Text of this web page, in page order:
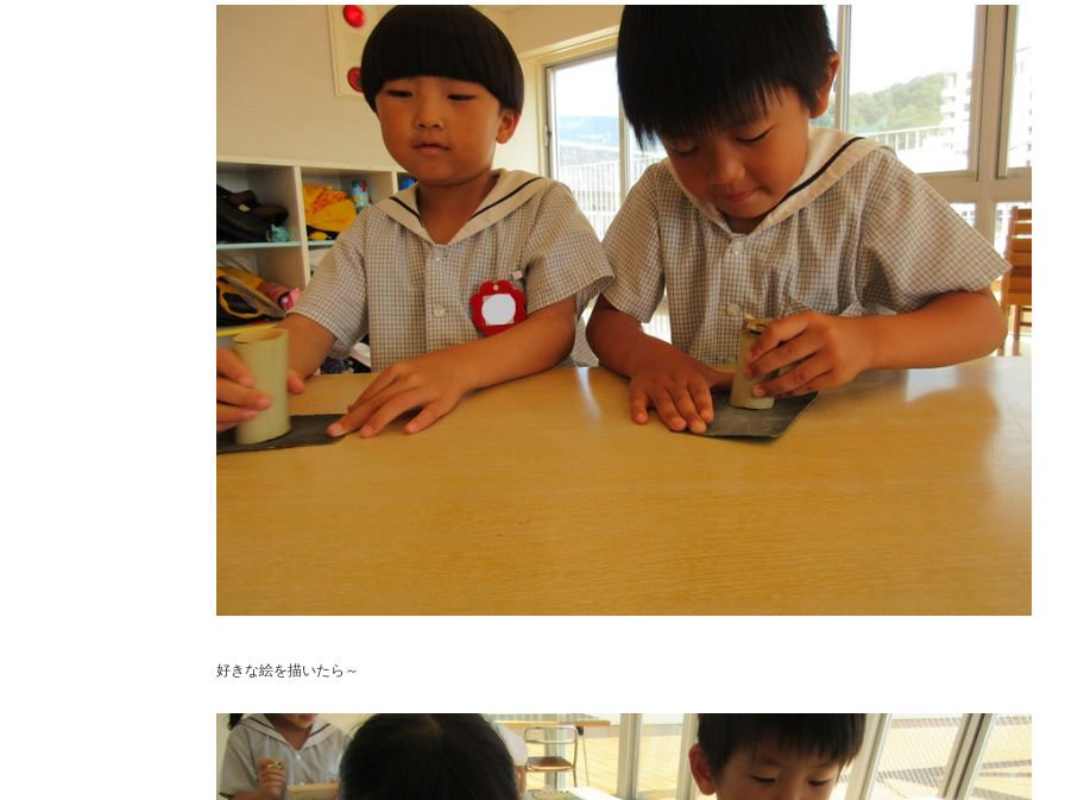
好きな絵を描いたら～